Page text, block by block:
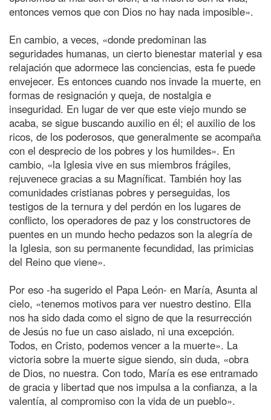
entonces vemos que con Dios no hay nada imposible».
En cambio, a veces, «donde predominan las
seguridades humanas, un cierto bienestar material y esa
relajación que adormece las conciencias, esta fe puede
envejecer. Es entonces cuando nos invade la muerte, en
formas de resignación y queja, de nostalgia e
inseguridad. En lugar de ver que este viejo mundo se
acaba, se sigue buscando auxilio en él; el auxilio de los
ricos, de los poderosos, que generalmente se acompaña
con el desprecio de los pobres y los humildes». En
cambio, «la Iglesia vive en sus miembros frágiles,
rejuvenece gracias a su Magníficat. También hoy las
comunidades cristianas pobres y perseguidas, los
testigos de la ternura y del perdón en los lugares de
conflicto, los operadores de paz y los constructores de
puentes en un mundo hecho pedazos son la alegría de
la Iglesia, son su permanente fecundidad, las primicias
del Reino que viene».
Por eso -ha sugerido el Papa León- en María, Asunta al
cielo, «tenemos motivos para ver nuestro destino. Ella
nos ha sido dada como el signo de que la resurrección
de Jesús no fue un caso aislado, ni una excepción.
Todos, en Cristo, podemos vencer a la muerte». La
victoria sobre la muerte sigue siendo, sin duda, «obra
de Dios, no nuestra. Con todo, María es ese entramado
de gracia y libertad que nos impulsa a la confianza, a la
valentía, al compromiso con la vida de un pueblo».